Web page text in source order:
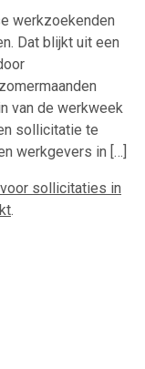
werkzoekenden
Dat blijkt uit een
van de werkweek
sollicitatie te
werkgevers in […]
sollicitaties in
.